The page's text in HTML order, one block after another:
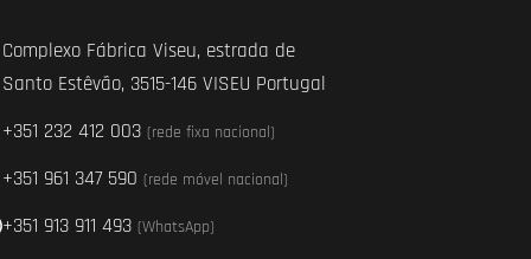
Complexo Fábrica Viseu, estrada de
Santo Estêvão, 3515-146 VISEU Portugal
+351 232 412 003 (rede fixa nacional)
+351 961 347 590 (rede móvel nacional)
+351 913 911 493 (WhatsApp)